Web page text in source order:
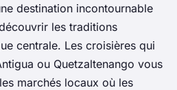
destination incontournable
les traditions
centrale. Les croisières qui
ou Quetzaltenango vous
marchés locaux où les